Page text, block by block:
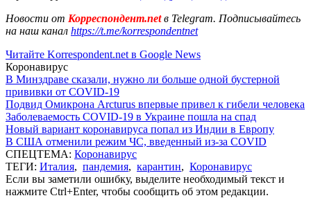
Новости от Корреспондент.netв Telegram. Подписывайтесь
на наш канал https://t.me/korrespondentnet
Читайте Korrespondent.net в Google News
Коронавирус
В Минздраве сказали, нужно ли больше одной бустерной
прививки от COVID-19
Подвид Омикрона Arcturus впервые привел к гибели человека
Заболеваемость COVID-19 в Украине пошла на спад
Новый вариант коронавируса попал из Индии в Европу
В США отменили режим ЧС, введенный из-за COVID
СПЕЦТЕМА: Коронавирус
ТЕГИ: Италия, пандемия, карантин, Коронавирус
Если вы заметили ошибку, выделите необходимый текст и
нажмите Ctrl+Enter, чтобы сообщить об этом редакции.